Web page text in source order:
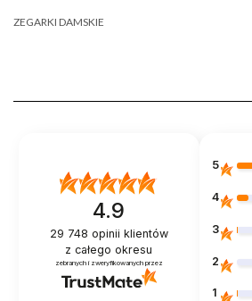
ZEGARKI DAMSKIE
4.9
29 748 opinii klientów
z całego okresu
zebranych i zweryfikowanych przez
5
4
3
2
1